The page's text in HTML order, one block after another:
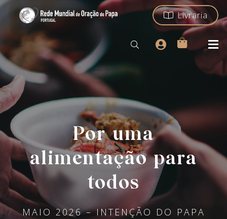
Livraria
Por uma
alimentação para
todos
MAIO 2026 – INTENÇÃO DO PAPA